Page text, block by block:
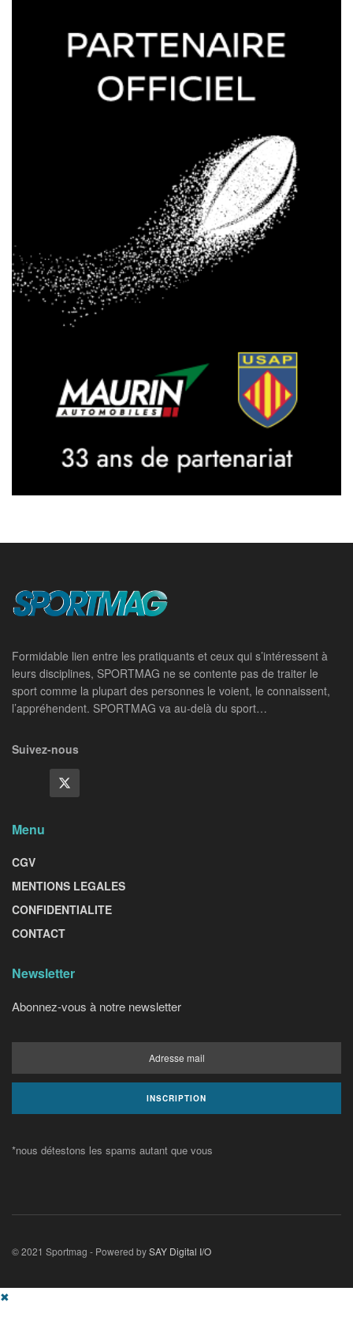
Formidable lien entre les pratiquants et ceux qui s’intéressent à
leurs disciplines, SPORTMAG ne se contente pas de traiter le
sport comme la plupart des personnes le voient, le connaissent,
l’appréhendent. SPORTMAG va au-delà du sport…
Suivez-nous
Menu
CGV
MENTIONS LEGALES
CONFIDENTIALITE
CONTACT
Newsletter
Abonnez-vous à notre newsletter
*nous détestons les spams autant que vous
© 2021 Sportmag - Powered bySAY Digital I/O
✖